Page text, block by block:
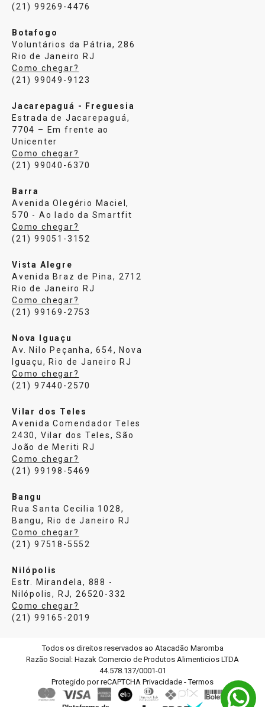
(21) 99269-4476
Botafogo
Voluntários da Pátria, 286
Rio de Janeiro RJ
Como chegar?
(21) 99049-9123
Jacarepaguá - Freguesia
Estrada de Jacarepaguá,
7704 – Em frente ao
Unicenter
Como chegar?
(21) 99040-6370
Barra
Avenida Olegério Maciel,
570 - Ao lado da Smartfit
Como chegar?
(21) 99051-3152
Vista Alegre
Avenida Braz de Pina, 2712
Rio de Janeiro RJ
Como chegar?
(21) 99169-2753
Nova Iguaçu
Av. Nilo Peçanha, 654, Nova
Iguaçu, Rio de Janeiro RJ
Como chegar?
(21) 97440-2570
Vilar dos Teles
Avenida Comendador Teles
2430, Vilar dos Teles, São
João de Meriti RJ
Como chegar?
(21) 99198-5469
Bangu
Rua Santa Cecilia 1028,
Bangu, Rio de Janeiro RJ
Como chegar?
(21) 97518-5552
Nilópolis
Estr. Mirandela, 888 -
Nilópolis, RJ, 26520-332
Como chegar?
(21) 99165-2019
Todos os direitos reservados ao Atacadão Maromba
Razão Social: Hazak Comercio de Produtos Alimenticios LTDA
44.578.137/0001-01
Protegido por reCAPTCHA Privacidade -Termos